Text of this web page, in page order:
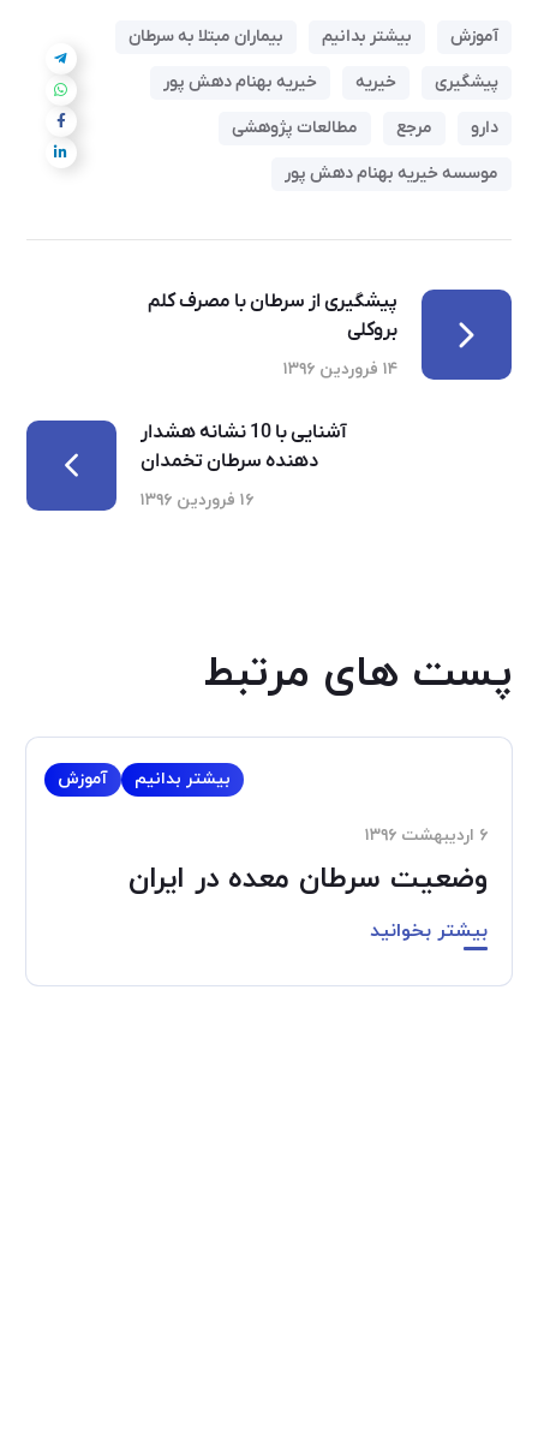
آموزش بیشتر بدانیم
بیماران مبتلا به سرطان
پیشگیری
خیریه
خیریه بهنام دهش پور
دارو
مرجع
مطالعات پژوهشی
موسسه خیریه بهنام دهش پور
پیشگیری از سرطان با مصرف کلم
بروکلی
۱۴ فروردین ۱۳۹۶
آشنایی با 10 نشانه هشدار
دهنده سرطان تخمدان
۱۶ فروردین ۱۳۹۶
پست های مرتبط
آموزش بیشتر بدانیم
۶ اردیبهشت ۱۳۹۶
وضعیت سرطان معده در ایران
بیشتر بخوانید